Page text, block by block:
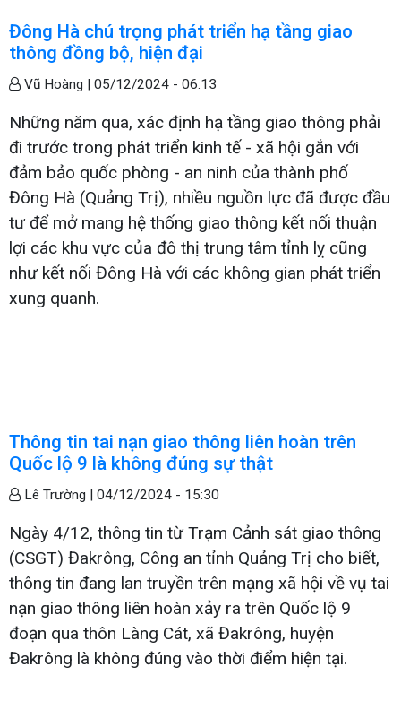
Đông Hà chú trọng phát triển hạ tầng giao
thông đồng bộ, hiện đại
Vũ Hoàng | 05/12/2024 - 06:13
Những năm qua, xác định hạ tầng giao thông phải
đi trước trong phát triển kinh tế - xã hội gắn với
đảm bảo quốc phòng - an ninh của thành phố
Đông Hà (Quảng Trị), nhiều nguồn lực đã được đầu
tư để mở mang hệ thống giao thông kết nối thuận
lợi các khu vực của đô thị trung tâm tỉnh lỵ cũng
như kết nối Đông Hà với các không gian phát triển
xung quanh.
Thông tin tai nạn giao thông liên hoàn trên
Quốc lộ 9 là không đúng sự thật
Lê Trường | 04/12/2024 - 15:30
Ngày 4/12, thông tin từ Trạm Cảnh sát giao thông
(CSGT) Đakrông, Công an tỉnh Quảng Trị cho biết,
thông tin đang lan truyền trên mạng xã hội về vụ tai
nạn giao thông liên hoàn xảy ra trên Quốc lộ 9
đoạn qua thôn Làng Cát, xã Đakrông, huyện
Đakrông là không đúng vào thời điểm hiện tại.